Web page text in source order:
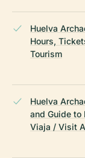
Huelva
Hours,
Tourism
Huelva
and Guide to
Viaja / Visit